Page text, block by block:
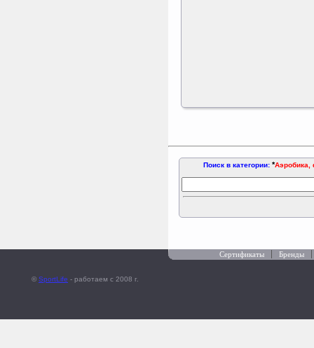
Поиск в категории: *Аэробика,
© SportLife - работаем c 2008 г.
Сертификаты Бренды